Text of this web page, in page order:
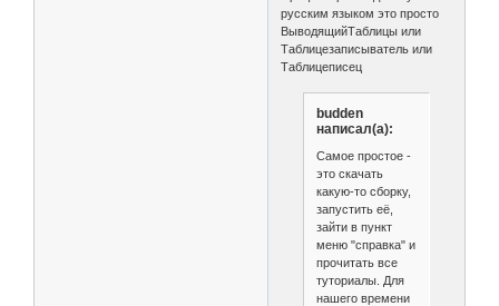
русским языком это просто
ВыводящийТаблицы или
Таблицезаписыватель или
Таблицеписец
budden
написал(а):
Самое простое -
это скачать
какую-то сборку,
запустить её,
зайти в пункт
меню "справка" и
прочитать все
туториалы. Для
нашего времени